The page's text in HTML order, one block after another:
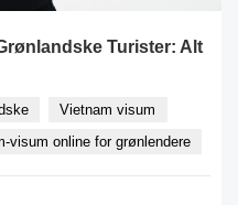
Turister: Alt
Vietnam visum
visum online for grønlendere